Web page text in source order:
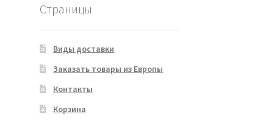
Страницы
Виды доставки
Заказать товары из Европы
Контакты
Корзина